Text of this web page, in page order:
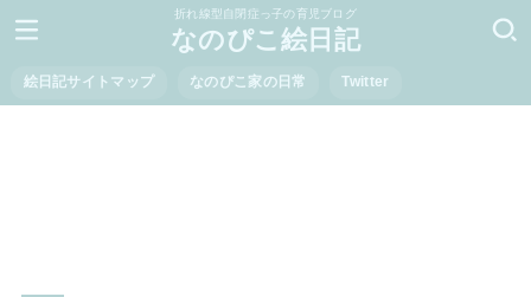
折れ線型自閉症っ子の育児ブログ
なのぴこ絵日記
絵日記サイトマップ なのぴこ家の日常 Twitter